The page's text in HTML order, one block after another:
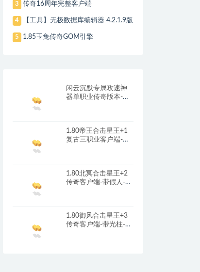
3 传奇16周年完整客户端
4 【工具】无极数据库编辑器 4.2.1.9版
5 1.85玉兔传奇GOM引擎
闲云沉默专属攻速神
器单职业传奇版本-带
1.80帝王合击星王+1
复古三职业客户端-带
1.80北冥合击星王+2
传奇客户端-带假人-光
1.80御风合击星王+3
传奇客户端-带光柱-沙